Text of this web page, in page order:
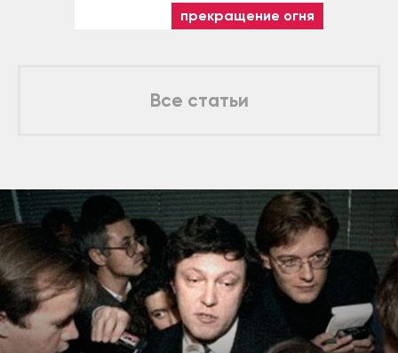
прекращение огня
Все статьи